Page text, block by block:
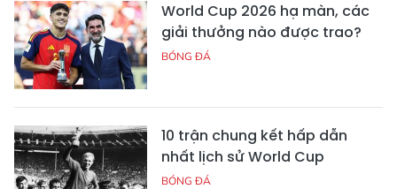
World Cup 2026 hạ màn, các
giải thưởng nào được trao?
BÓNG ĐÁ
10 trận chung kết hấp dẫn
nhất lịch sử World Cup
BÓNG ĐÁ